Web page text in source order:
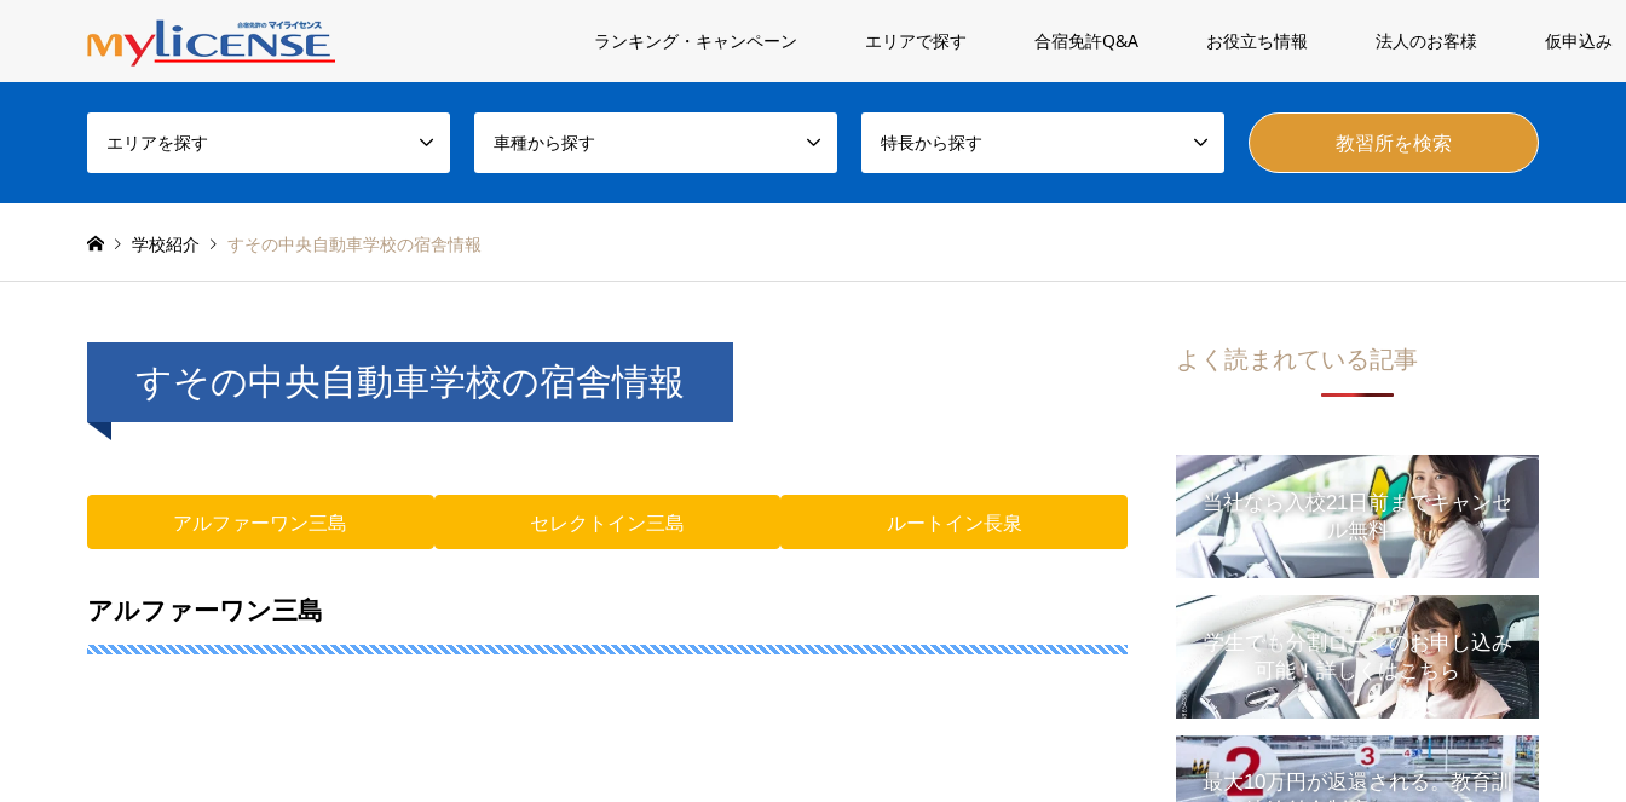
ランキング・キャンペーン エリアで探す 合宿免許Q&A お役立ち情報 法人のお客様 仮申込み
エリアを探す 車種から探す 特長から探す
学校紹介 すその中央自動車学校の宿舎情報
すその中央自動車学校の宿舎情報
アルファーワン三島 セレクトイン三島 ルートイン長泉
アルファーワン三島
よく読まれている記事
当社なら入校21日前までキャンセ
ル無料
学生でも分割ローンのお申し込み
可能！詳しくはこちら
最大10万円が返還される。教育訓